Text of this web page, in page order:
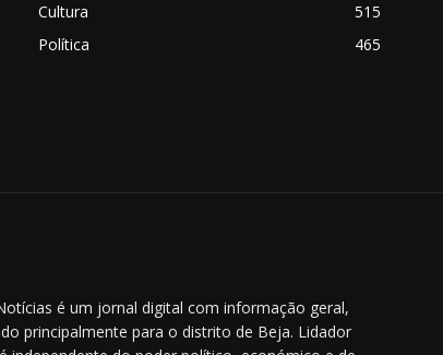
Cultura
515
Política
465
é um jornal digital com informação geral,
principalmente para o distrito de Beja. Lidador